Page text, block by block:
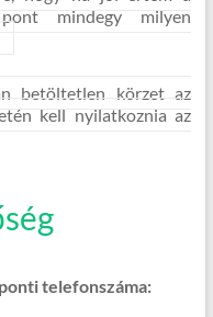
mindegy milyen
betöltetlen körzet az
kell nyilatkoznia az
telefonszáma: